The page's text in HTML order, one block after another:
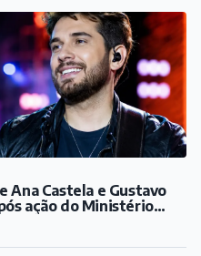
Ana Castela e Gustavo
ação do Ministério